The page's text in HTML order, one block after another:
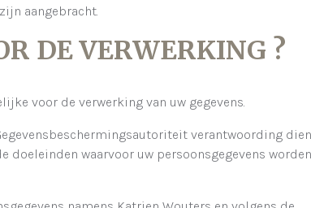
aangebracht.
DE VERWERKING ?
voor de verwerking van uw gegevens.
verantwoording
doeleinden waarvoor uw persoonsgegevens worden